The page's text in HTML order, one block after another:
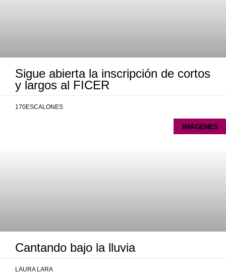
Sigue abierta la inscripción de cortos
y largos al FICER
170ESCALONES
IMÁGENES
Cantando bajo la lluvia
LAURA LARA